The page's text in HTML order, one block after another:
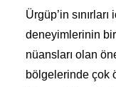
Ürgüp’in
deneyimlerinin
nüansları olan
bölgelerinde çok